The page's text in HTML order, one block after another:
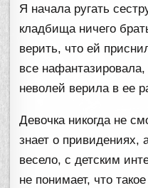
Я начала ругать
кладбища ничего
верить, что ей
все
неволей верила в ее
Девочка никогда не
знает о привидениях,
весело, с детским
не понимает, что